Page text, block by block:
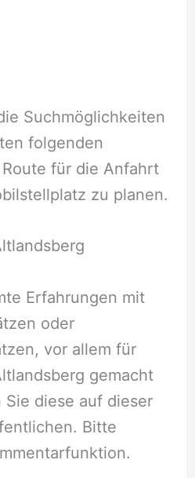
Suchmöglichkeiten
folgenden
für die Anfahrt
zu planen.
Erfahrungen mit
oder
vor allem für
gemacht
diese auf dieser
Bitte